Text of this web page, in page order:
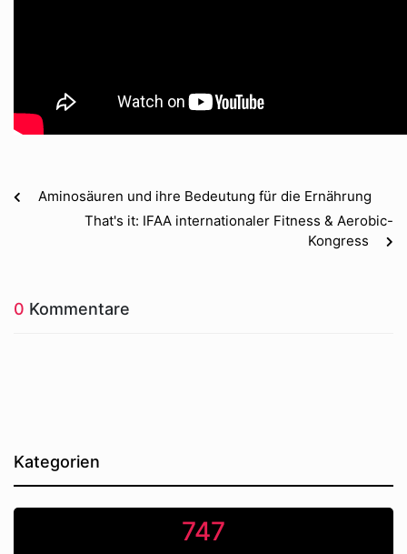
Aminosäuren und ihre Bedeutung für die Ernährung
That's it: IFAA internationaler Fitness & Aerobic-
Kongress
0 Kommentare
Kategorien
747